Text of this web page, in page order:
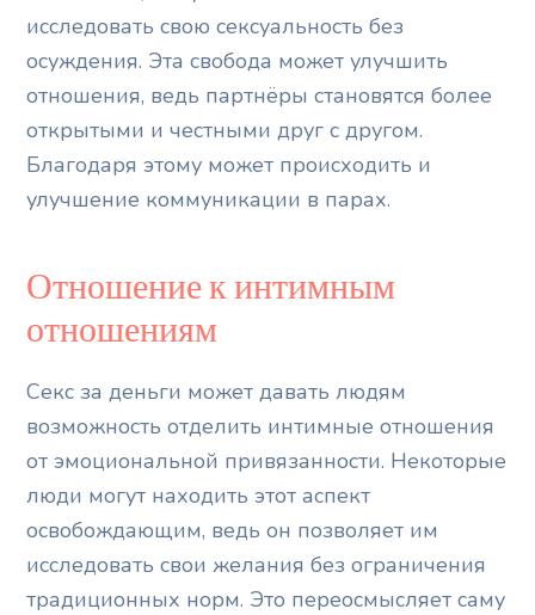
исследовать свою сексуальность без
осуждения. Эта свобода может улучшить
отношения, ведь партнёры становятся более
открытыми и честными друг с другом.
Благодаря этому может происходить и
улучшение коммуникации в парах.
Отношение к интимным
отношениям
Секс за деньги может давать людям
возможность отделить интимные отношения
от эмоциональной привязанности. Некоторые
люди могут находить этот аспект
освобождающим, ведь он позволяет им
исследовать свои желания без ограничения
традиционных норм. Это переосмысляет саму